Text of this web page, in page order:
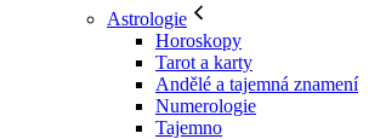
Astrologie
Horoskopy
Tarot a karty
Andělé a tajemná znamení
Numerologie
Tajemno